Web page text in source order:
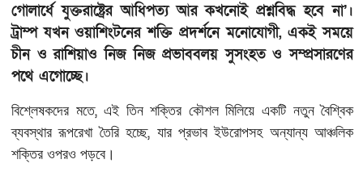
গোলার্ধে যুক্তরাষ্ট্রের আধিপত্য আর কখনোই প্রশ্নবিদ্ধ হবে না’।
ট্রাম্প যখন ওয়াশিংটনের শক্তি প্রদর্শনে মনোযোগী, একই সময়ে
চীন ও রাশিয়াও নিজ নিজ প্রভাববলয় সুসংহত ও সম্প্রসারণের
পথে এগোচ্ছে।
বিশ্লেষকদের মতে,এই তিন শক্তির কৌশল মিলিয়ে একটি নতুন বৈশ্বিক
ব্যবস্থার রূপরেখা তৈরি হচ্ছে, যার প্রভাব ইউরোপসহ অন্যান্য আঞ্চলিক
শক্তির ওপরও পড়বে।